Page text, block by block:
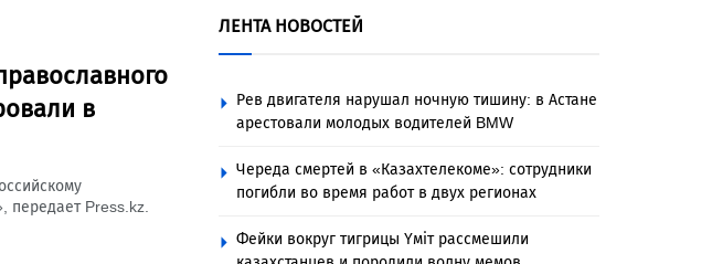
в
передает Press.kz.
ЛЕНТА НОВОСТЕЙ
Рев двигателя нарушал ночную тишину: в Астане
арестовали молодых водителей BMW
Череда смертей в «Казахтелекоме»: сотрудники
погибли во время работ в двух регионах
Фейки вокруг тигрицы Үміт рассмешили